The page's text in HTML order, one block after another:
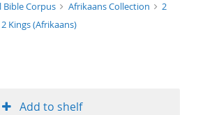
Corpus Afrikaans Collection
2
2 Kings (Afrikaans)
Add to shelf